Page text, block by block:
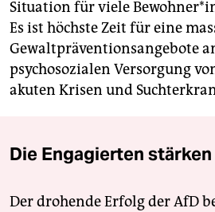
Situation für viele
Es ist höchste Zeit für eine
Gewaltpräventionsangebote
psychosozialen Versorgung
akuten Krisen und
Die Engagierten stärken
Der drohende Erfolg der AfD